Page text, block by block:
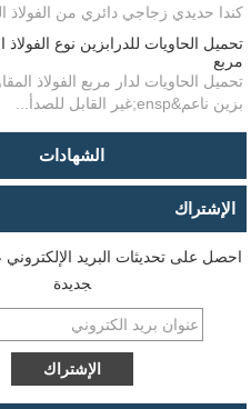
كندا حديدي زجاجي دائري من الفولاذ
تحميل الحاويات للدرابزين نوع الفولاذ
مربع
تحميل الحاويات لدار مربع الفولاذ
بزين ناعم&ensp;غير القابل للصدأ...
الشهادات
الإشتراك
احصل على تحديثات البريد الإلكتروني
جديدة